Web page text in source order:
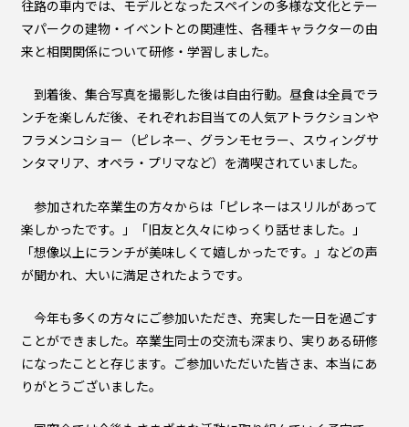
往路の車内では、モデルとなったスペインの多様な文化とテー
マパークの建物・イベントとの関連性、各種キャラクターの由
来と相関関係について研修・学習しました。
到着後、集合写真を撮影した後は自由行動。昼食は全員でラ
ンチを楽しんだ後、それぞれお目当ての人気アトラクションや
フラメンコショー（ピレネー、グランモセラー、スウィングサ
ンタマリア、オペラ・プリマなど）を満喫されていました。
参加された卒業生の方々からは「ピレネーはスリルがあって
楽しかったです。」「旧友と久々にゆっくり話せました。」
「想像以上にランチが美味しくて嬉しかったです。」などの声
が聞かれ、大いに満足されたようです。
今年も多くの方々にご参加いただき、充実した一日を過ごす
ことができました。卒業生同士の交流も深まり、実りある研修
になったことと存じます。ご参加いただいた皆さま、本当にあ
りがとうございました。